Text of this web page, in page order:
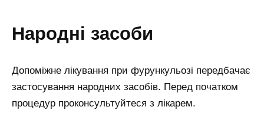
народні засоби
Допоміжне лікування при фурункульозі передбачає
застосування народних засобів. Перед початком
процедур проконсультуйтеся з лікарем.